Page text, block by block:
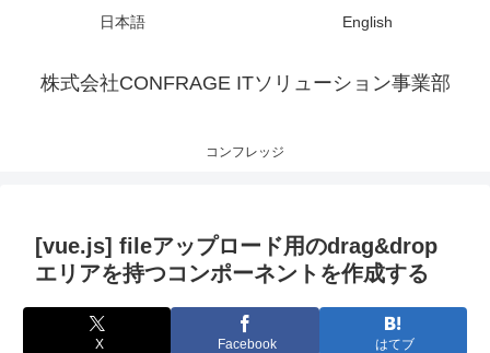
株式会社CONFRAGE ITソリューション事業部
コンフレッジ
日本語 English
[vue.js] fileアップロード用のdrag&drop
エリアを持つコンポーネントを作成する
X Facebook はてブ